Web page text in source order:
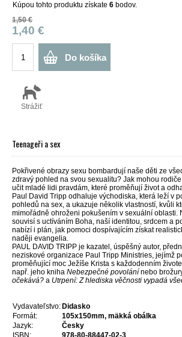
Kúpou tohto produktu získate 6 bodov.
1,50 €
1,40 €
Do košíka
Strážiť
Teenageři a sex
Pokřivené obrazy sexu bombardují naše děti ze
zdravý pohled na svou sexualitu? Jak mohou
učit mladé lidi pravdám, které proměňují život a
Paul David Tripp odhaluje východiska, která leží v
pohledů na sex, a ukazuje několik vlastností, kvůli
mimořádně ohroženi pokušením v sexuální oblasti.
souvisí s uctíváním Boha, naší identitou, srdcem a
nabízí i plán, jak pomoci dospívajícím získat
naději evangelia.
PAUL DAVID TRIPP je kazatel, úspěšný autor,
neziskové organizace Paul Tripp Ministries, jejímž
proměňující moc Ježíše Krista s každodenním
např. jeho kniha Nebezpečné povolání nebo
očekává? a Utrpení: Z hlediska věčnosti vypadá
Vydavateľstvo: Didasko
Formát:
105x150mm, mäkká obálka
Jazyk:
Česky
ISBN:
978-80-88447-02-3